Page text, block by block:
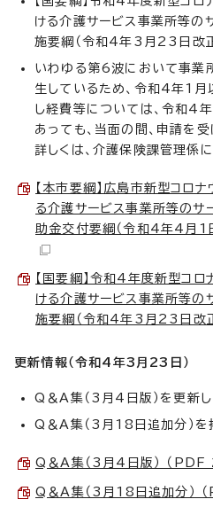
ける介護サービス事業所等の
施要綱（令和4年3月23日改正
いわゆる第6波において事業
生しているため、令和4年1月
し経費等については、令和4
あっても、当面の間、申請を受
詳しくは、介護保険課管理係
【本市要綱】広島市新型コロ
る介護サービス事業所等のサ
助金交付要綱（令和4年4月
【国要綱】令和4年度新型コ
ける介護サービス事業所等の
施要綱（令和4年3月23日改
更新情報（令和4年3月23日）
Q＆A集（3月4日版）を更新し
Q＆A集（3月18日追加分）を
Q＆A集（3月4日版） （
Q＆A集（3月18日追加分）